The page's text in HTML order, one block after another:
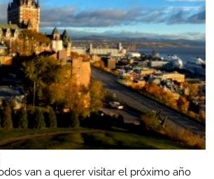
van a querer visitar el próximo año